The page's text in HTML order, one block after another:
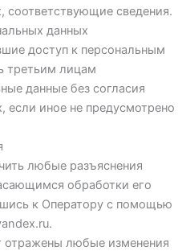
соответствующие сведения.
данных
доступ к персональным
третьим лицам
данные без согласия
если иное не предусмотрено
любые разъяснения
обработки его
к Оператору с помощью
.
отражены любые изменения